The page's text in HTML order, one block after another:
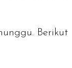
Berikut